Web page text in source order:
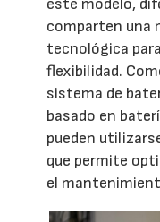
este modelo,
comparten una
tecnológica
flexibilidad.
sistema de
basado en
pueden
que permite
el